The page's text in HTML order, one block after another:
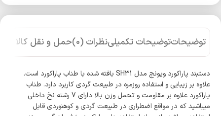
توضیحاتتوضیحات تکمیلینظرات (0) حمل و نقل کالا
دستبند پاراکورد ویونج مدل SH31 بافته شده با طناب پاراکورد است.
علاوه بر زیبایی و استفاده روزمره در طبیعت گردی کاربرد دارد. طناب
پاراکورد علاوه بر مقاومت و تحمل وزن بالا دارای 7 رشته نخ داخلی
میباشید که در مواقع اضطراری در طبیعت گردی و کوهنوردی قابل